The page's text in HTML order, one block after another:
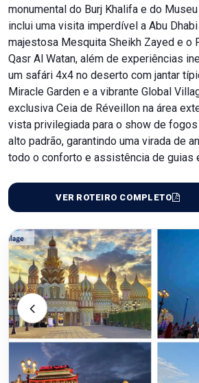
monumental do Burj Khalifa e do
inclui uma visita imperdível a Abu
majestosa Mesquita Sheikh Zayed e o
Qasr Al Watan, além de experiências
um safári 4x4 no deserto com jantar
Miracle Garden e a vibrante Global
exclusiva Ceia de Réveillon na área
vista privilegiada para o show de
alto padrão, garantindo uma virada de
todo o conforto e assistência de guias
VER ROTEIRO COMPLETO